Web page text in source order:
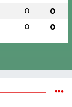
0 0
0 0